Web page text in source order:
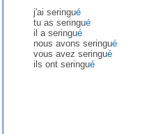
j'ai seringué
tu as seringué
il a seringué
nous avons seringué
vous avez seringué
ils ont seringué